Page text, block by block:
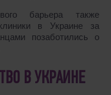
барьера также
в Украине за
позаботились о
В УКРАИНЕ